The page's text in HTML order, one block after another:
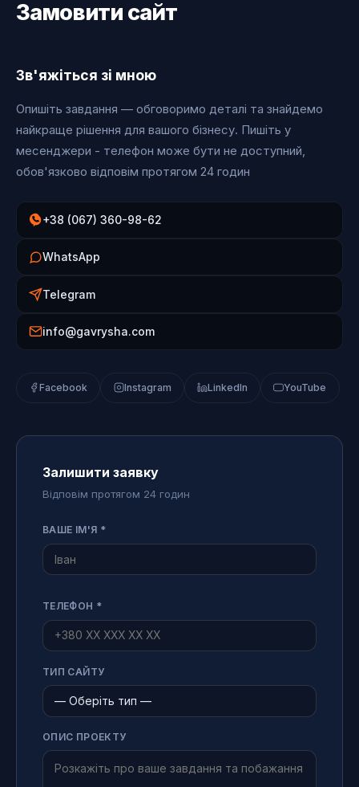
Замовити сайт
Зв'яжіться зі мною
Опишіть завдання — обговоримо деталі та знайдемо
найкраще рішення для вашого бізнесу. Пишіть у
месенджери - телефон може бути не доступний,
обов'язково відповім протягом 24 годин
+38 (067) 360-98-62
WhatsApp
Telegram
info@gavrysha.com
Facebook Instagram LinkedIn YouTube
Залишити заявку
Відповім протягом 24 годин
ВАШЕ ІМ'Я *
ТЕЛЕФОН *
ТИП САЙТУ
ОПИС ПРОЕКТУ